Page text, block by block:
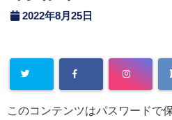
2022年8月25日
このコンテンツはパスワードで